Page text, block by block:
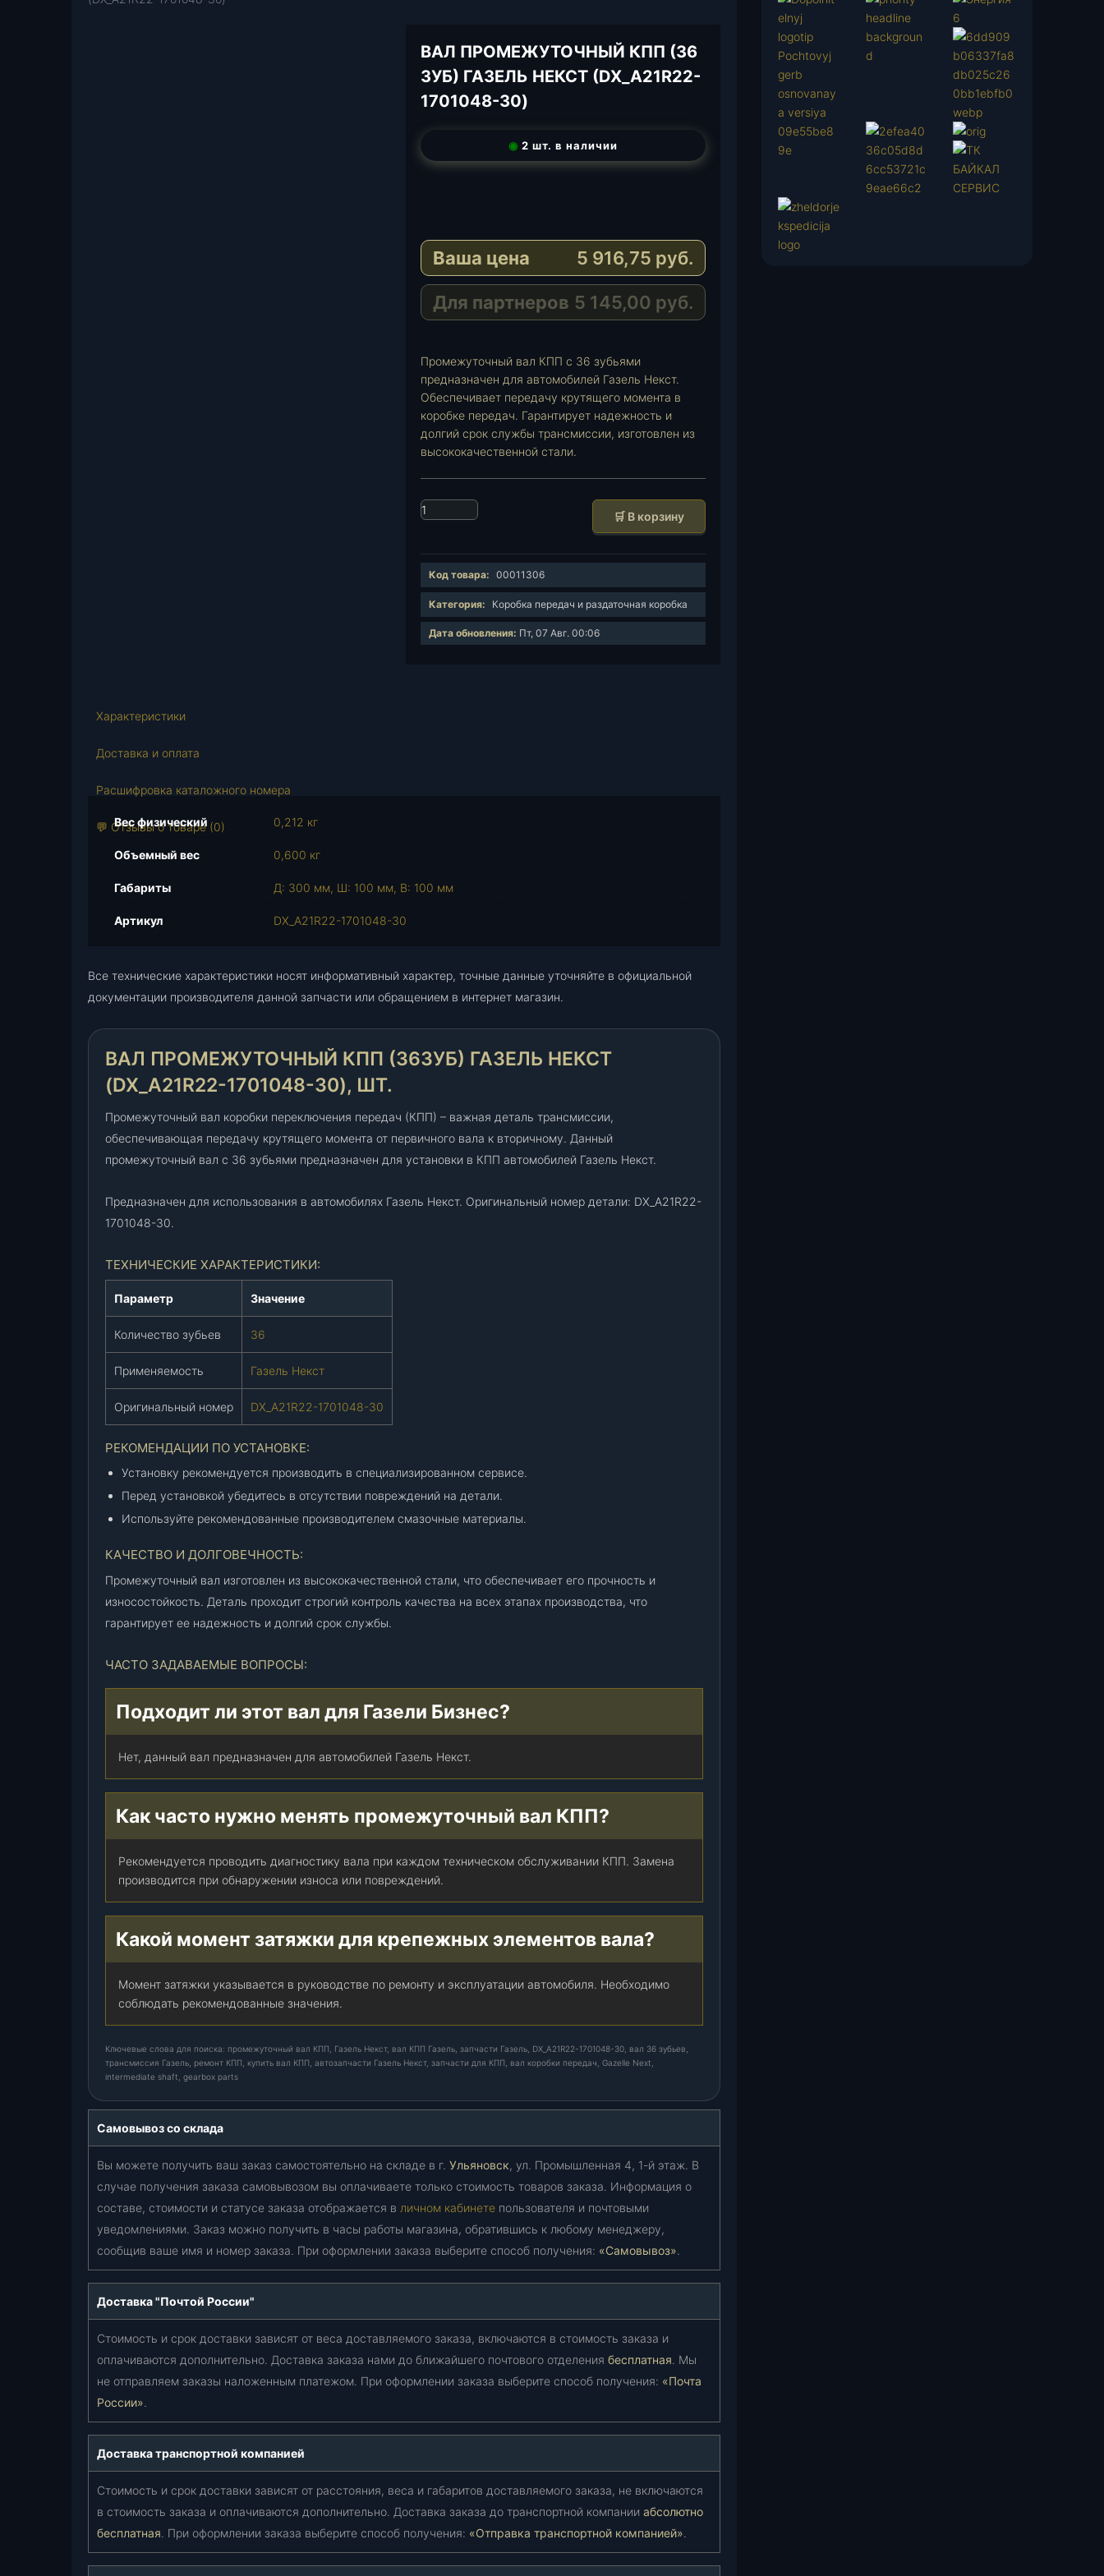
ВАЛ ПРОМЕЖУТОЧНЫЙ КПП (36
ЗУБ) ГАЗЕЛЬ НЕКСТ (DX_A21R22-
1701048-30)
◉ 2 шт. в наличии
e
r
a
m
a
s
A
p
a
i
l
Ваша цена 5 916,75 руб.
Для партнеров 5 145,00 руб.
Промежуточный вал КПП с 36 зубьями
предназначен для автомобилей Газель Некст.
Обеспечивает передачу крутящего момента в
коробке передач. Гарантирует надежность и
долгий срок службы трансмиссии, изготовлен из
высококачественной стали.
К
и
ч
с
р
у
т
н
К
6
с
т
A
2
1
7
0
0
4
3
0
)
ш
т
.
🛒 В корзину
Код товара: 00011306
Категория: Коробка передач и раздаточная коробка
Дата обновления: Пт, 07 Авг. 00:06
Характеристики
Доставка и оплата
Расшифровка каталожного номера
💬 Отзывы о товаре (0)
Вес физический 0,212 кг
Объемный вес 0,600 кг
Габариты Д: 300 мм, Ш: 100 мм, В: 100 мм
Артикул DX_A21R22-1701048-30
Все технические характеристики носят информативный характер, точные данные уточняйте в официальной
документации производителя данной запчасти или обращением в интернет магазин.
ВАЛ ПРОМЕЖУТОЧНЫЙ КПП (36ЗУБ) ГАЗЕЛЬ НЕКСТ
(DX_A21R22-1701048-30), ШТ.
Промежуточный вал коробки переключения передач (КПП) – важная деталь трансмиссии,
обеспечивающая передачу крутящего момента от первичного вала к вторичному. Данный
промежуточный вал с 36 зубьями предназначен для установки в КПП автомобилей Газель Некст.
Предназначен для использования в автомобилях Газель Некст. Оригинальный номер детали: DX_A21R22-
1701048-30.
ТЕХНИЧЕСКИЕ ХАРАКТЕРИСТИКИ:
Параметр Значение
Количество зубьев 36
Применяемость Газель Некст
Оригинальный номер DX_A21R22-1701048-30
РЕКОМЕНДАЦИИ ПО УСТАНОВКЕ:
Установку рекомендуется производить в специализированном сервисе.
Перед установкой убедитесь в отсутствии повреждений на детали.
Используйте рекомендованные производителем смазочные материалы.
КАЧЕСТВО И ДОЛГОВЕЧНОСТЬ:
Промежуточный вал изготовлен из высококачественной стали, что обеспечивает его прочность и
износостойкость. Деталь проходит строгий контроль качества на всех этапах производства, что
гарантирует ее надежность и долгий срок службы.
ЧАСТО ЗАДАВАЕМЫЕ ВОПРОСЫ:
Подходит ли этот вал для Газели Бизнес?
Нет, данный вал предназначен для автомобилей Газель Некст.
Как часто нужно менять промежуточный вал КПП?
Рекомендуется проводить диагностику вала при каждом техническом обслуживании КПП. Замена
производится при обнаружении износа или повреждений.
Какой момент затяжки для крепежных элементов вала?
Момент затяжки указывается в руководстве по ремонту и эксплуатации автомобиля. Необходимо
соблюдать рекомендованные значения.
Ключевые слова для поиска: промежуточный вал КПП, Газель Некст, вал КПП Газель, запчасти Газель, DX_A21R22-1701048-30, вал 36 зубьев,
трансмиссия Газель, ремонт КПП, купить вал КПП, автозапчасти Газель Некст, запчасти для КПП, вал коробки передач, Gazelle Next,
intermediate shaft, gearbox parts
Самовывоз со склада
Вы можете получить ваш заказ самостоятельно на складе в г. Ульяновск, ул. Промышленная 4, 1-й этаж. В
случае получения заказа самовывозом вы оплачиваете только стоимость товаров заказа. Информация о
составе, стоимости и статусе заказа отображается в личном кабинете пользователя и почтовыми
уведомлениями. Заказ можно получить в часы работы магазина, обратившись к любому менеджеру,
сообщив ваше имя и номер заказа. При оформлении заказа выберите способ получения: «Самовывоз».
Доставка "Почтой России"
Стоимость и срок доставки зависят от веса доставляемого заказа, включаются в стоимость заказа и
оплачиваются дополнительно. Доставка заказа нами до ближайшего почтового отделения бесплатная. Мы
не отправляем заказы наложенным платежом. При оформлении заказа выберите способ получения: «Почта
России».
Доставка транспортной компанией
Стоимость и срок доставки зависят от расстояния, веса и габаритов доставляемого заказа, не включаются
в стоимость заказа и оплачиваются дополнительно. Доставка заказа до транспортной компании абсолютно
бесплатная. При оформлении заказа выберите способ получения: «Отправка транспортной компанией».